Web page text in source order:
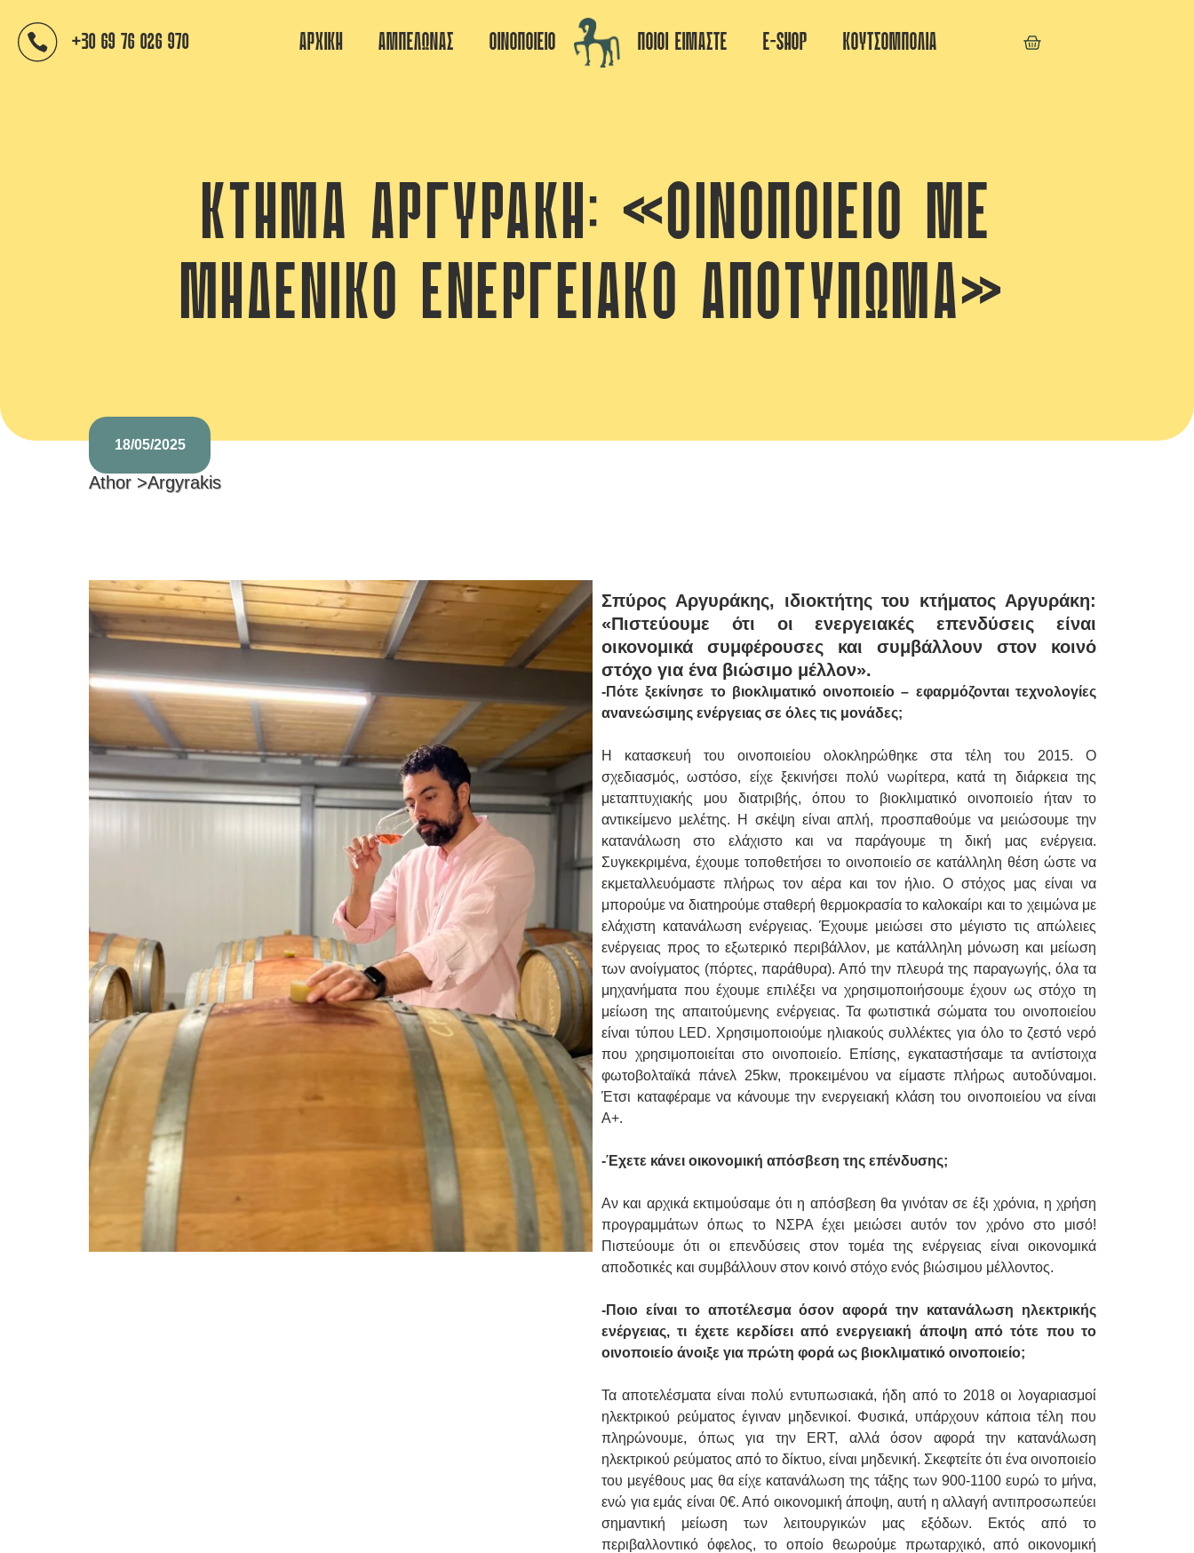
+30 69 76 026 970 ΑΡΧΙΚΗ ΑΜΠΕΛΩΝΑΣ ΟΙΝΟΠΟΙΕΙΟ ΠΟΙΟΙ ΕΙΜΑΣΤΕ E-SHOP ΚΟΥΤΣΟΜΠΟΛΙΑ
ΚΤΉΜΑ ΑΡΓΥΡΆΚΗ: «ΟΙΝΟΠΟΙΕΊΟ ΜΕ
ΜΗΔΕΝΙΚΌ ΕΝΕΡΓΕΙΑΚΌ ΑΠΟΤΎΠΩΜΑ»
18/05/2025
Athor >Argyrakis
Σπύρος Αργυράκης, ιδιοκτήτης του κτήματος Αργυράκη:
«Πιστεύουμε ότι οι ενεργειακές επενδύσεις είναι
οικονομικά συμφέρουσες και συμβάλλουν στον κοινό
στόχο για ένα βιώσιμο μέλλον».
-Πότε ξεκίνησε το βιοκλιματικό οινοποιείο – εφαρμόζονται τεχνολογίες
ανανεώσιμης ενέργειας σε όλες τις μονάδες;
Η κατασκευή του οινοποιείου ολοκληρώθηκε στα τέλη του 2015. Ο
σχεδιασμός, ωστόσο, είχε ξεκινήσει πολύ νωρίτερα, κατά τη διάρκεια της
μεταπτυχιακής μου διατριβής, όπου το βιοκλιματικό οινοποιείο ήταν το
αντικείμενο μελέτης. Η σκέψη είναι απλή, προσπαθούμε να μειώσουμε την
κατανάλωση στο ελάχιστο και να παράγουμε τη δική μας ενέργεια.
Συγκεκριμένα, έχουμε τοποθετήσει το οινοποιείο σε κατάλληλη θέση ώστε να
εκμεταλλευόμαστε πλήρως τον αέρα και τον ήλιο. Ο στόχος μας είναι να
μπορούμε να διατηρούμε σταθερή θερμοκρασία το καλοκαίρι και το χειμώνα με
ελάχιστη κατανάλωση ενέργειας. Έχουμε μειώσει στο μέγιστο τις απώλειες
ενέργειας προς το εξωτερικό περιβάλλον, με κατάλληλη μόνωση και μείωση
των ανοίγματος (πόρτες, παράθυρα). Από την πλευρά της παραγωγής, όλα τα
μηχανήματα που έχουμε επιλέξει να χρησιμοποιήσουμε έχουν ως στόχο τη
μείωση της απαιτούμενης ενέργειας. Τα φωτιστικά σώματα του οινοποιείου
είναι τύπου LED. Χρησιμοποιούμε ηλιακούς συλλέκτες για όλο το ζεστό νερό
που χρησιμοποιείται στο οινοποιείο. Επίσης, εγκαταστήσαμε τα αντίστοιχα
φωτοβολταϊκά πάνελ 25kw, προκειμένου να είμαστε πλήρως αυτοδύναμοι.
Έτσι καταφέραμε να κάνουμε την ενεργειακή κλάση του οινοποιείου να είναι
Α+.
-Έχετε κάνει οικονομική απόσβεση της επένδυσης;
Αν και αρχικά εκτιμούσαμε ότι η απόσβεση θα γινόταν σε έξι χρόνια, η χρήση
προγραμμάτων όπως το ΝΣΡΑ έχει μειώσει αυτόν τον χρόνο στο μισό!
Πιστεύουμε ότι οι επενδύσεις στον τομέα της ενέργειας είναι οικονομικά
αποδοτικές και συμβάλλουν στον κοινό στόχο ενός βιώσιμου μέλλοντος.
-Ποιο είναι το αποτέλεσμα όσον αφορά την κατανάλωση ηλεκτρικής
ενέργειας, τι έχετε κερδίσει από ενεργειακή άποψη από τότε που το
οινοποιείο άνοιξε για πρώτη φορά ως βιοκλιματικό οινοποιείο;
Τα αποτελέσματα είναι πολύ εντυπωσιακά, ήδη από το 2018 οι λογαριασμοί
ηλεκτρικού ρεύματος έγιναν μηδενικοί. Φυσικά, υπάρχουν κάποια τέλη που
πληρώνουμε, όπως για την ERT, αλλά όσον αφορά την κατανάλωση
ηλεκτρικού ρεύματος από το δίκτυο, είναι μηδενική. Σκεφτείτε ότι ένα οινοποιείο
του μεγέθους μας θα είχε κατανάλωση της τάξης των 900-1100 ευρώ το μήνα,
ενώ για εμάς είναι 0€. Από οικονομική άποψη, αυτή η αλλαγή αντιπροσωπεύει
σημαντική μείωση των λειτουργικών μας εξόδων. Εκτός από το
περιβαλλοντικό όφελος, το οποίο θεωρούμε πρωταρχικό, από οικονομική